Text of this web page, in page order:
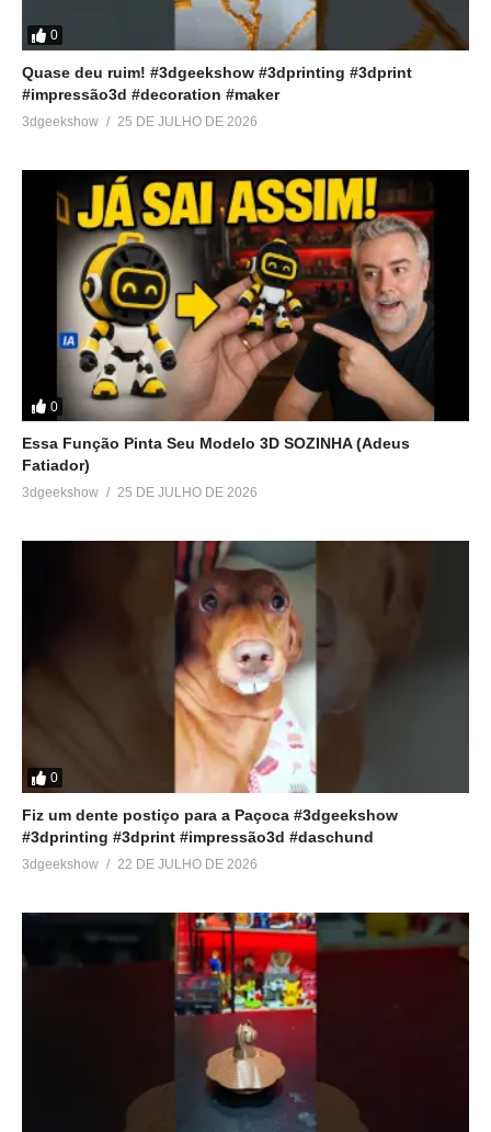
0
Quase deu ruim! #3dgeekshow #3dprinting #3dprint
#impressão3d #decoration #maker
3dgeekshow 25 DE JULHO DE 2026
0
Essa Função Pinta Seu Modelo 3D SOZINHA (Adeus
Fatiador)
3dgeekshow 25 DE JULHO DE 2026
0
Fiz um dente postiço para a Paçoca #3dgeekshow
#3dprinting #3dprint #impressão3d #daschund
3dgeekshow 22 DE JULHO DE 2026